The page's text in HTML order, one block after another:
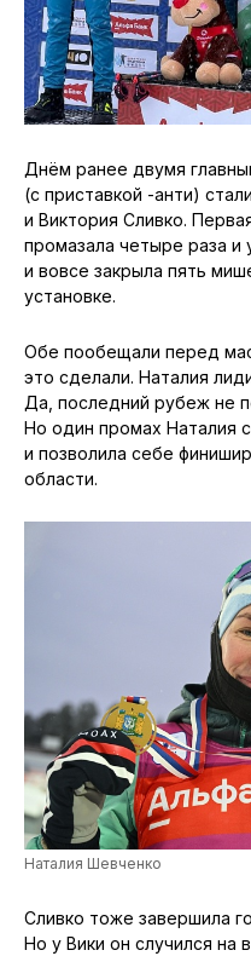
Днём ранее двумя
(с приставкой -анти)
и Виктория Сливко.
промазала четыре раза и
и вовсе закрыла пять
установке.
Обе пообещали перед
это сделали. Наталия
Да, последний рубеж не
Но один промах Наталия
и позволила себе
области.
Наталия Шевченко
Сливко тоже завершила
Но у Вики он случился